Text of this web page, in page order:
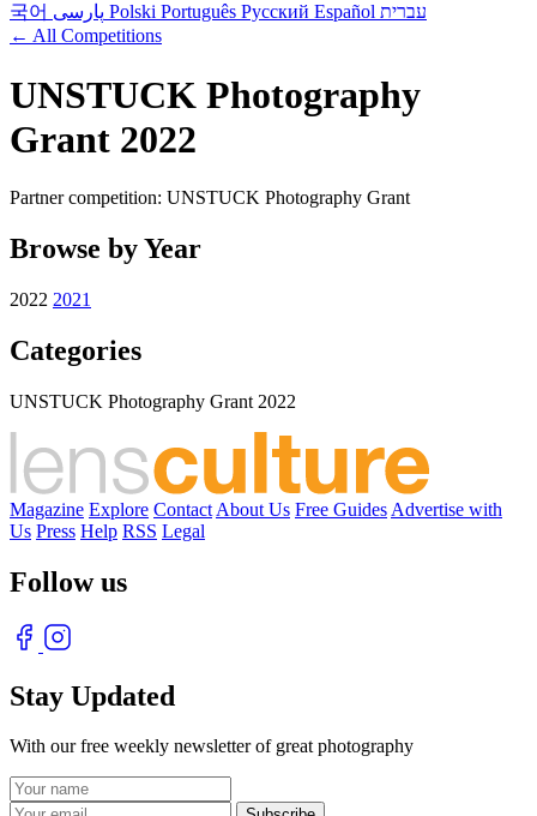
국어
Polski Português Русский Español עברית
← All Competitions
UNSTUCK Photography
Grant 2022
Partner competition: UNSTUCK Photography Grant
Browse by Year
2022 2021
Categories
UNSTUCK Photography Grant 2022
Magazine Explore Contact About Us Free Guides Advertise with
Us Press Help RSS Legal
Follow us
Stay Updated
With our free weekly newsletter of great photography